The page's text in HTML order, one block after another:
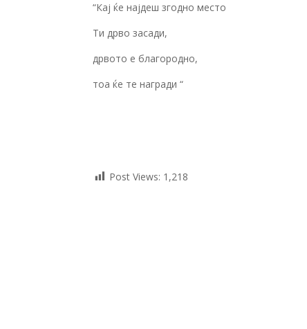
“Кај ќе најдеш згодно место
Ти дрво засади,
дрвото е благородно,
тоа ќе те награди “
Post Views: 1,218